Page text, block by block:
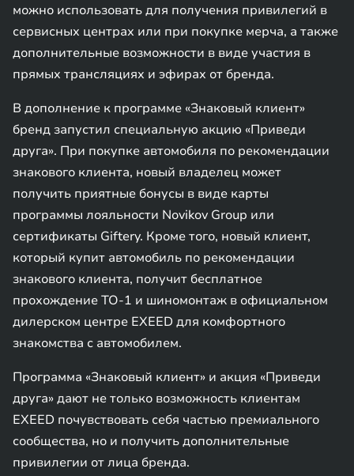
можно использовать для получения привилегий в
сервисных центрах или при покупке мерча, а также
дополнительные возможности в виде участия в
прямых трансляциях и эфирах от бренда.
В дополнение к программе «Знаковый клиент»
бренд запустил специальную акцию «Приведи
друга». При покупке автомобиля по рекомендации
знакового клиента, новый владелец может
получить приятные бонусы в виде карты
программы лояльности Novikov Group или
сертификаты Giftery. Кроме того, новый клиент,
который купит автомобиль по рекомендации
знакового клиента, получит бесплатное
прохождение ТО-1 и шиномонтаж в официальном
дилерском центре EXEED для комфортного
знакомства с автомобилем.
Программа «Знаковый клиент» и акция «Приведи
друга» дают не только возможность клиентам
EXEED почувствовать себя частью премиального
сообщества, но и получить дополнительные
привилегии от лица бренда.